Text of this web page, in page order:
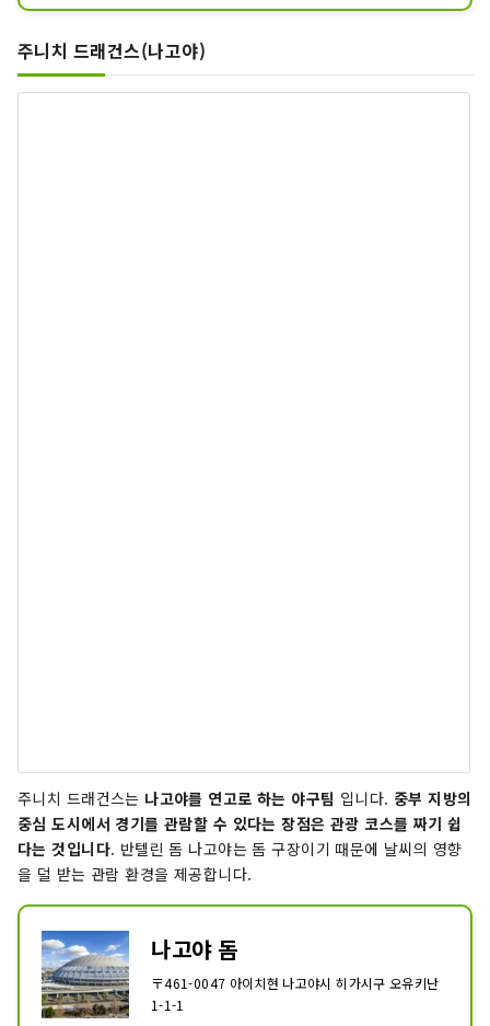
주니치 드래건스(나고야)
주니치 드래건스는 나고야를 연고로 하는 야구팀 입니다. 중부 지방의
중심 도시에서 경기를 관람할 수 있다는 장점은 관광 코스를 짜기 쉽
다는 것입니다. 반텔린 돔 나고야는 돔 구장이기 때문에 날씨의 영향
을 덜 받는 관람 환경을 제공합니다.
나고야 돔
〒461-0047 아이치현 나고야시 히가시구 오유키난
1-1-1